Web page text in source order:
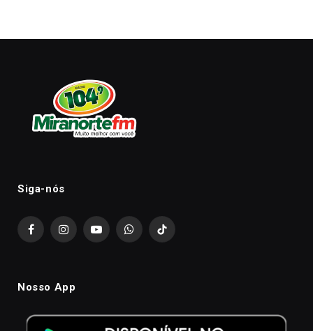
Siga-nós
FacebookInstagramYouTubeWhatsAppTikTok
Nosso App